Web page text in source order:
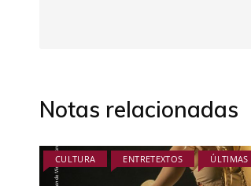
Notas relacionadas
CULTURA ENTRETEXTOS ÚLTIMAS